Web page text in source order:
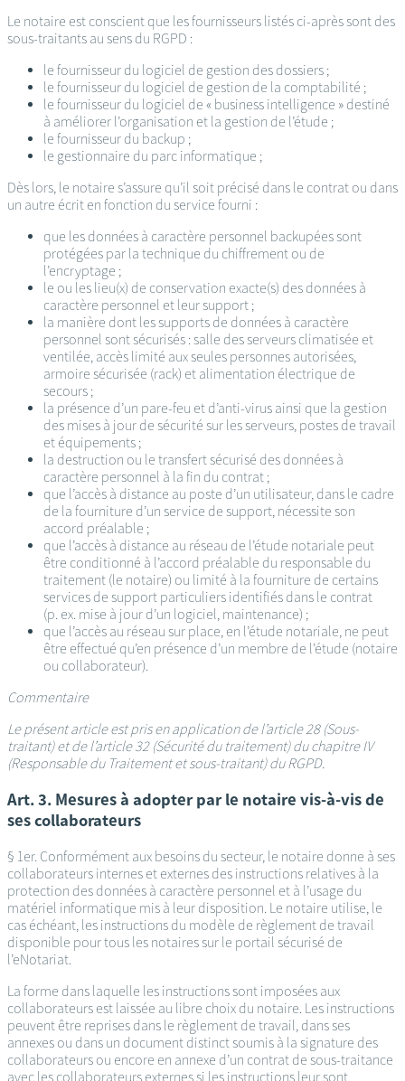
Le notaire est conscient que les fournisseurs listés ci-après sont des
sous-traitants au sens du RGPD :
le fournisseur du logiciel de gestion des dossiers ;
le fournisseur du logiciel de gestion de la comptabilité ;
le fournisseur du logiciel de « business intelligence » destiné
à améliorer l’organisation et la gestion de l’étude ;
le fournisseur du backup ;
le gestionnaire du parc informatique ;
Dès lors, le notaire s’assure qu’il soit précisé dans le contrat ou dans
un autre écrit en fonction du service fourni :
que les données à caractère personnel backupées sont
protégées par la technique du chiffrement ou de
l’encryptage ;
le ou les lieu(x) de conservation exacte(s) des données à
caractère personnel et leur support ;
la manière dont les supports de données à caractère
personnel sont sécurisés : salle des serveurs climatisée et
ventilée, accès limité aux seules personnes autorisées,
armoire sécurisée (rack) et alimentation électrique de
secours ;
la présence d’un pare-feu et d’anti-virus ainsi que la gestion
des mises à jour de sécurité sur les serveurs, postes de travail
et équipements ;
la destruction ou le transfert sécurisé des données à
caractère personnel à la fin du contrat ;
que l’accès à distance au poste d’un utilisateur, dans le cadre
de la fourniture d’un service de support, nécessite son
accord préalable ;
que l’accès à distance au réseau de l’étude notariale peut
être conditionné à l’accord préalable du responsable du
traitement (le notaire) ou limité à la fourniture de certains
services de support particuliers identifiés dans le contrat
(p. ex. mise à jour d’un logiciel, maintenance) ;
que l’accès au réseau sur place, en l’étude notariale, ne peut
être effectué qu’en présence d’un membre de l’étude (notaire
ou collaborateur).
Commentaire
Le présent article est pris en application de l’article 28 (Sous-
traitant) et de l’article 32 (Sécurité du traitement) du chapitre IV
(Responsable du Traitement et sous-traitant) du RGPD.
Art. 3. Mesures à adopter par le notaire vis-à-vis de
ses collaborateurs
§ 1er. Conformément aux besoins du secteur, le notaire donne à ses
collaborateurs internes et externes des instructions relatives à la
protection des données à caractère personnel et à l’usage du
matériel informatique mis à leur disposition. Le notaire utilise, le
cas échéant, les instructions du modèle de règlement de travail
disponible pour tous les notaires sur le portail sécurisé de
l’eNotariat.
La forme dans laquelle les instructions sont imposées aux
collaborateurs est laissée au libre choix du notaire. Les instructions
peuvent être reprises dans le règlement de travail, dans ses
annexes ou dans un document distinct soumis à la signature des
collaborateurs ou encore en annexe d’un contrat de sous-traitance
avec les collaborateurs externes si les instructions leur sont